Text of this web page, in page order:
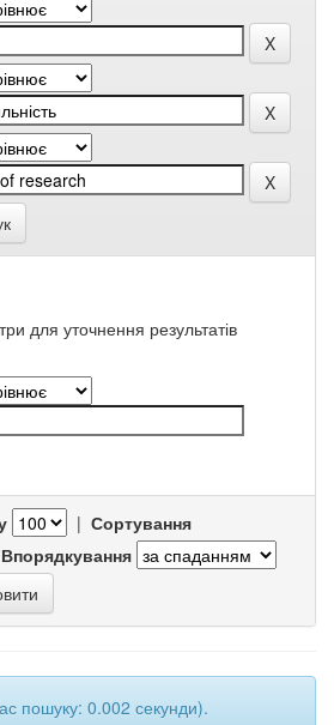
для уточнення результатів
| Сортування
Впорядкування
пошуку: 0.002 секунди).